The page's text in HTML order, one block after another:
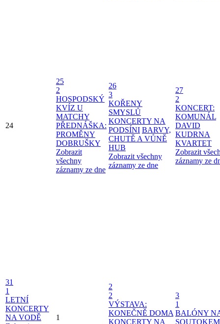
24
25
2
HOSPODSKÝ
KVÍZ U
MATCHY
PŘEDNÁŠKA:
PROMĚNY
DOBRUŠKY
Zobrazit
všechny
záznamy ze dne
26
3
KOŘENY
SMYSLŮ
KONCERTY NA
PODSÍNI BARVY,
CHUTĚ A VŮNĚ
HUB
Zobrazit všechny
záznamy ze dne
27
2
KONCERT:
KOMUNÁL
DAVID
KUDRNA
KVARTET
Zobrazit
záznamy ze
31
1
LETNÍ
KONCERTY
NA VODĚ
1
2
2
VÝSTAVA:
KONEČNĚ DOMA
KONCERTY NA
3
1
BALÓNY
SOUTOKEM